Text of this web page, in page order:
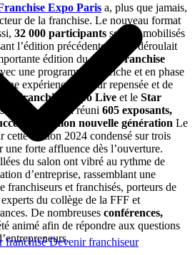
franchiséDevenir franchiseur
Expo Paris a, plus que jamais,
de la franchise. Le nouveau format
32 000 participants se sont mobilisés
l’édition précédente qui se déroulait
édition du salon
Franchise
une programmation riche et en phase
expérience visiteur repensée et de
Franchise Expo Live et le Star
Expo Paris a réuni 605 exposants,
d’un salon nouvelle génération Le
cette édition 2024 condensé sur trois
une forte affluence dès l’ouverture.
du salon ont vibré au rythme de
d’entreprise, rassemblant une
franchiseurs et franchisés, porteurs de
du collège de la FFF et
De nombreuses conférences,
animé afin de répondre aux questions